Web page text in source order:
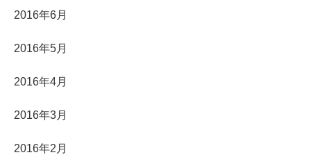
2016年6月
2016年5月
2016年4月
2016年3月
2016年2月